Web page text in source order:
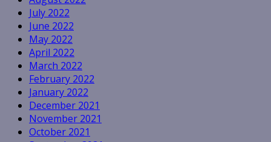
July 2022
June 2022
May 2022
April 2022
March 2022
February 2022
January 2022
December 2021
November 2021
October 2021